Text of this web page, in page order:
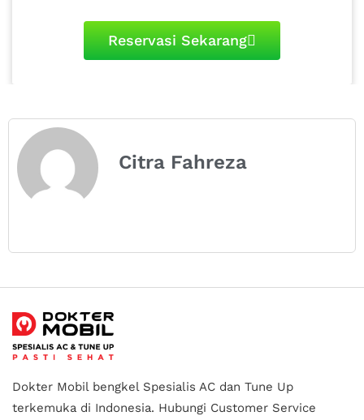
Reservasi Sekarang
Citra Fahreza
Dokter Mobil bengkel Spesialis AC dan Tune Up
terkemuka di Indonesia. Hubungi Customer Service